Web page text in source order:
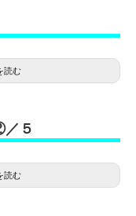
読む
５
読む